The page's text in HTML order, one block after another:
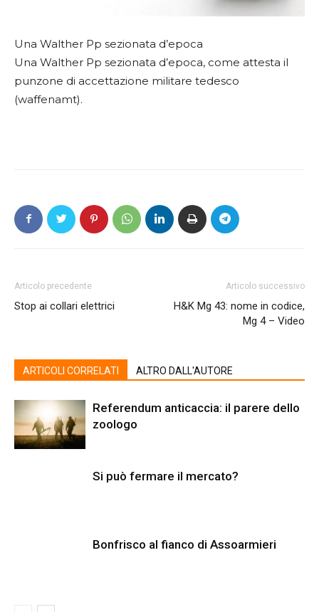
Una Walther Pp sezionata d’epoca
Una Walther Pp sezionata d’epoca, come attesta il
punzone di accettazione militare tedesco
(waffenamt).
Articolo precedente
Stop ai collari elettrici
Articolo successivo
H&K Mg 43: nome in codice,
Mg 4 – Video
ARTICOLI CORRELATI ALTRO DALL'AUTORE
Referendum anticaccia: il parere dello
zoologo
Si può fermare il mercato?
Bonfrisco al fianco di Assoarmieri